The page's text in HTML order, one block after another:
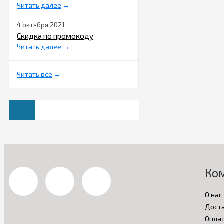
Читать далее →
4 октября 2021
Скидка по промокоду
Читать далее →
Читать все →
О нас